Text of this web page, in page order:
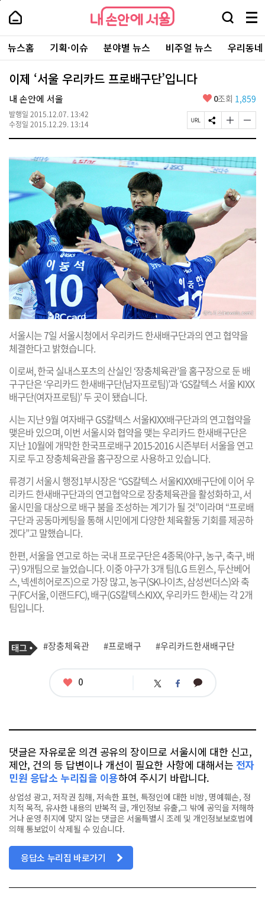
본
로
가
내
손
안
에
서
울
-
서
울
시
대
표
소
포
내
손
에
울
검
창
열
기
메
뉴
전
체
보
주
요
서
뉴스홈 기획·이슈 분야별 뉴스 비주얼 뉴스 우리동
이제 ‘서울 우리카드 프로배구단’입니다
내 손안에 서울
발행일 2015.12.07. 13:42
수정일 2015.12.29. 13:14
좋
요
0조회 1,859
페
이
U
R
L
S
N
공
유
하
글
자
기
크
게
변
경
하
기
글
자
기
작
게
경
서울시는 7일 서울시청에서 우리카드 한새배구단과의 연고 협약을
체결한다고 밝혔습니다.
이로써, 한국 실내스포츠의 산실인 ‘장충체육관’을 홈구장으로 둔 배
구구단은 ‘우리카드 한새배구단(남자프로팀)’과 ‘GS칼텍스 서울 KIXX
배구단(여자프로팀)’ 두 곳이 됐습니다.
시는 지난 9월 여자배구 GS칼텍스 서울KIXX배구단과의 연고협약을
맺은바 있으며, 이번 서울시와 협약을 맺는 우리카드 한새배구단은
지난 10월에 개막한 한국프로배구 2015-2016 시즌부터 서울을 연고
지로 두고 장충체육관을 홈구장으로 사용하고 있습니다.
류경기 서울시 행정1부시장은 “GS칼텍스 서울KIXX배구단에 이어 우
리카드 한새배구단과의 연고협약으로 장충체육관을 활성화하고, 서
울시민을 대상으로 배구 붐을 조성하는 계기가 될 것”이라며 “프로배
구단과 공동마케팅을 통해 시민에게 다양한 체육활동 기회를 제공하
겠다”고 말했습니다.
한편, 서울을 연고로 하는 국내 프로구단은 4종목(야구, 농구, 축구, 배
구) 9개팀으로 늘었습니다. 이중 야구가 3개 팀(LG 트윈스, 두산베어
스, 넥센히어로즈)으로 가장 많고, 농구(SK나이츠, 삼성썬더스)와 축
구(FC서울, 이랜드FC), 배구(GS칼텍스KIXX, 우리카드 한새)는 각 2개
팀입니다.
기
사
태
그
#장충체육관 #프로배구 #우리카드한새배구단
좋
0 트 페 카
댓글은 자유로운 의견 공유의 장이므로 서울시에 대한 신고,
제안, 건의 등 답변이나 개선이 필요한 사항에 대해서는 전자
민원 응답소 누리집을 이용하여 주시기 바랍니다.
상업성 광고, 저작권 침해, 저속한 표현, 특정인에 대한 비방, 명예훼손, 정
치적 목적, 유사한 내용의 반복적 글, 개인정보 유출,그 밖에 공익을 저해하
거나 운영 취지에 맞지 않는 댓글은 서울특별시 조례 및 개인정보보호법에
의해 통보없이 삭제될 수 있습니다.
응답소 누리집 바로가기
페
상
단
로